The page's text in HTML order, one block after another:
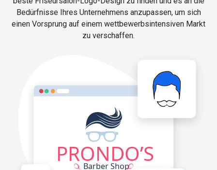
Bedürfnisse Ihres Unternehmens anzupassen, um sich
einen Vorsprung auf einem wettbewerbsintensiven Markt
zu verschaffen.